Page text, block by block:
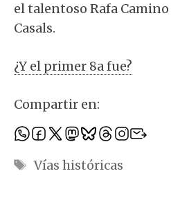
el talentoso Rafa
Casals.
¿Y el primer 8a fue?
Compartir en:
Etiquetas
Vías históricas